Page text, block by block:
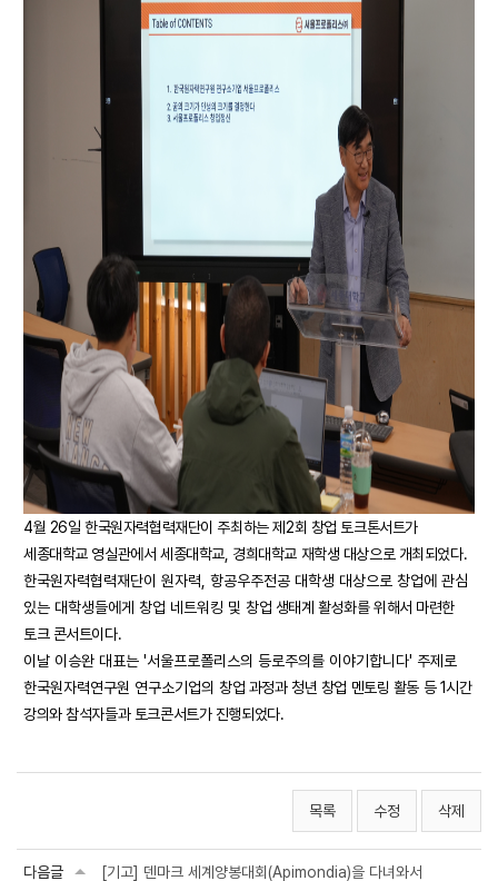
4월 26일 한국원자력협력재단이 주최하는 제2회 창업 토크톤서트가
세종대학교 영실관에서 세종대학교, 경희대학교 재학생 대상으로 개최되었다.
한국원자력협력재단이 원자력, 항공우주전공 대학생 대상으로 창업에 관심
있는 대학생들에게 창업 네트워킹 및 창업 생태계 활성화를 위해서 마련한
토크 콘서트이다.
이날 이승완 대표는 '서울프로폴리스의 등로주의를 이야기합니다' 주제로
한국원자력연구원 연구소기업의 창업 과정과 청년 창업 멘토링 활동 등 1시간
강의와 참석자들과 토크콘서트가 진행되었다.
목록 수정 삭제
다음글 [기고] 덴마크 세계양봉대회(Apimondia)을 다녀와서